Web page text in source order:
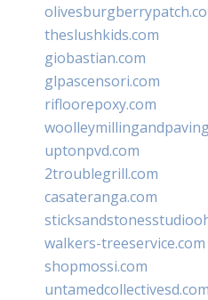
theslushkids.com
giobastian.com
glpascensori.com
rifloorepoxy.com
uptonpvd.com
2troublegrill.com
casateranga.com
walkers-treeservice.com
shopmossi.com
untamedcollectivesd.com